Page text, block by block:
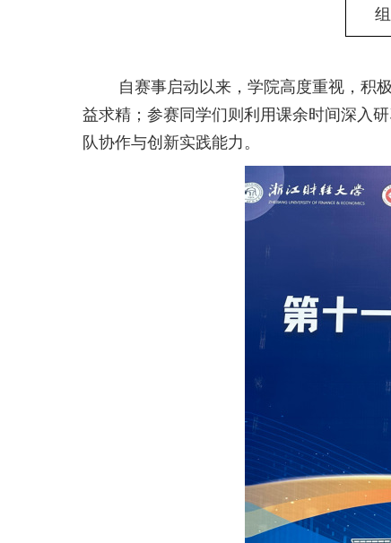
组
自赛事启动以来，学院高度重视，积极
益求精；参赛同学们则利用课余时间深入
队协作与创新实践能力。